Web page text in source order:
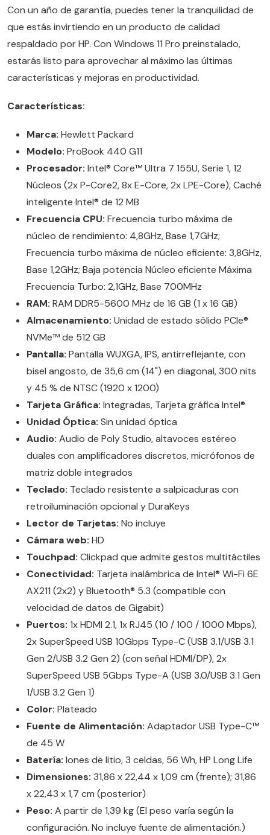
Con un año de garantía, puedes tener la tranquilidad de
que estás invirtiendo en un producto de calidad
respaldado por HP. Con Windows 11 Pro preinstalado,
estarás listo para aprovechar al máximo las últimas
características y mejoras en productividad.
Características:
Marca: Hewlett Packard
Modelo: ProBook 440 G11
Procesador: Intel® Core™ Ultra 7 155U, Serie 1, 12
Núcleos (2x P-Core2, 8x E-Core, 2x LPE-Core), Caché
inteligente Intel® de 12 MB
Frecuencia CPU: Frecuencia turbo máxima de
núcleo de rendimiento: 4,8GHz, Base 1,7GHz;
Frecuencia turbo máxima de núcleo eficiente: 3,8GHz,
Base 1,2GHz; Baja potencia Núcleo eficiente Máxima
Frecuencia Turbo: 2,1GHz, Base 700MHz
RAM: RAM DDR5-5600 MHz de 16 GB (1 x 16 GB)
Almacenamiento: Unidad de estado sólido PCIe®
NVMe™ de 512 GB
Pantalla: Pantalla WUXGA, IPS, antirreflejante, con
bisel angosto, de 35,6 cm (14") en diagonal, 300 nits
y 45 % de NTSC (1920 x 1200)
Tarjeta Gráfica: Integradas, Tarjeta gráfica Intel®
Unidad Óptica: Sin unidad óptica
Audio: Audio de Poly Studio, altavoces estéreo
duales con amplificadores discretos, micrófonos de
matriz doble integrados
Teclado: Teclado resistente a salpicaduras con
retroiluminación opcional y DuraKeys
Lector de Tarjetas: No incluye
Cámara web: HD
Touchpad: Clickpad que admite gestos multitáctiles
Conectividad: Tarjeta inalámbrica de Intel® Wi-Fi 6E
AX211 (2x2) y Bluetooth® 5.3 (compatible con
velocidad de datos de Gigabit)
Puertos: 1x HDMI 2.1, 1x RJ45 (10 / 100 / 1000 Mbps),
2x SuperSpeed USB 10Gbps Type-C (USB 3.1/USB 3.1
Gen 2/USB 3.2 Gen 2) (con señal HDMI/DP), 2x
SuperSpeed USB 5Gbps Type-A (USB 3.0/USB 3.1 Gen
1/USB 3.2 Gen 1)
Color: Plateado
Fuente de Alimentación: Adaptador USB Type-C™
de 45 W
Batería: Iones de litio, 3 celdas, 56 Wh, HP Long Life
Dimensiones: 31,86 x 22,44 x 1,09 cm (frente); 31,86
x 22,43 x 1,7 cm (posterior)
Peso: A partir de 1,39 kg (El peso varía según la
configuración. No incluye fuente de alimentación.)